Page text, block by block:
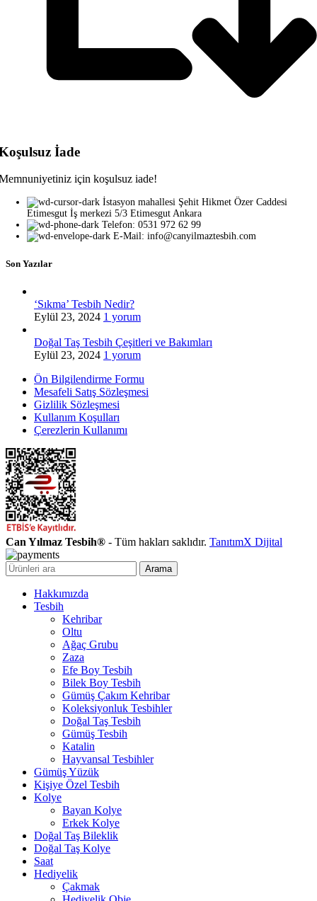
İade
için koşulsuz iade!
İstasyon mahallesi Şehit Hikmet Özer Caddesi
Etimesgut İş merkezi 5/3 Etimesgut Ankara
Telefon: 0531 972 62 99
E-Mail: info@canyilmaztesbih.com
Son Yazılar
‘Sıkma’ Tesbih Nedir?
Eylül 23, 2024 1 yorum
Doğal Taş Tesbih Çeşitleri ve Bakımları
Eylül 23, 2024 1 yorum
Ön Bilgilendirme Formu
Mesafeli Satış Sözleşmesi
Gizlilik Sözleşmesi
Kullanım Koşulları
Çerezlerin Kullanımı
Can Yılmaz Tesbih® - Tüm hakları saklıdır. TanıtımX Dijital
Arama
Hakkımızda
Tesbih
Kehribar
Oltu
Ağaç Grubu
Zaza
Efe Boy Tesbih
Bilek Boy Tesbih
Gümüş Çakım Kehribar
Koleksiyonluk Tesbihler
Doğal Taş Tesbih
Gümüş Tesbih
Katalin
Hayvansal Tesbihler
Gümüş Yüzük
Kişiye Özel Tesbih
Kolye
Bayan Kolye
Erkek Kolye
Doğal Taş Bileklik
Doğal Taş Kolye
Saat
Hediyelik
Çakmak